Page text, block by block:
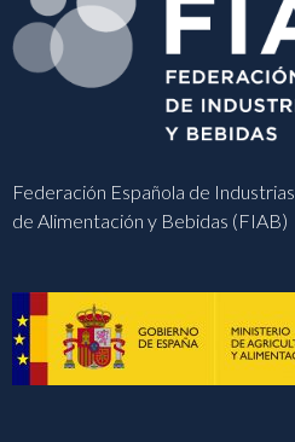
Federación Española de Industrias
de Alimentación y Bebidas (FIAB)